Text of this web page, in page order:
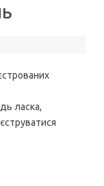
ласка,